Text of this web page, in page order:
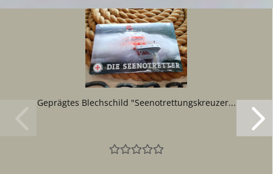
Geprägtes Blechschild "Seenotrettungskreuzer...